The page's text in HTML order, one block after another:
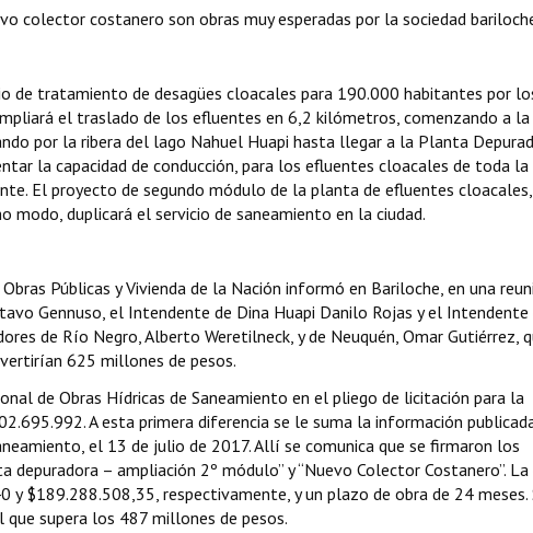
colector costanero son obras muy esperadas por la sociedad
de tratamiento de desagües cloacales para 190.000 habitantes por
el traslado de los efluentes en 6,2 kilómetros, comenzando a
por la ribera del lago Nahuel Huapi hasta llegar a la Planta
la capacidad de conducción, para los efluentes cloacales de toda la
El proyecto de segundo módulo de la planta de efluentes
duplicará el servicio de saneamiento en la ciudad.
Públicas y Vivienda de la Nación informó en Bariloche, en una
Gennuso, el Intendente de Dina Huapi Danilo Rojas y el
de Río Negro, Alberto Weretilneck, y de Neuquén, Omar Gutiérrez,
625 millones de pesos.
de Obras Hídricas de Saneamiento en el pliego de licitación para la
A esta primera diferencia se le suma la información
el 13 de julio de 2017. Allí se comunica que se firmaron los
– ampliación 2º módulo” y “Nuevo Colector Costanero”. La
$189.288.508,35, respectivamente, y un plazo de obra de 24 meses.
supera los 487 millones de pesos.